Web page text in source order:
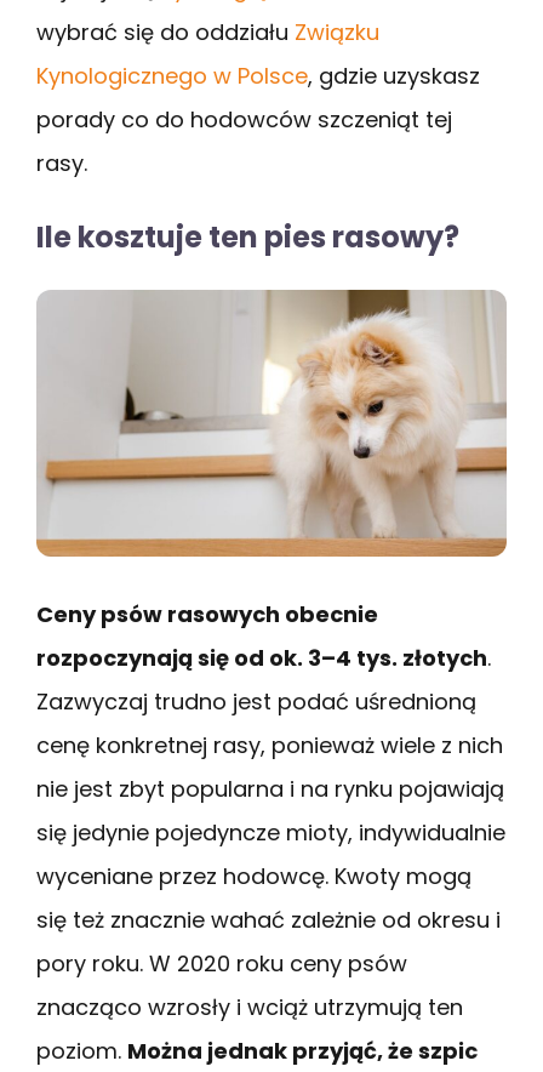
wybrać się do oddziału Związku
Kynologicznego w Polsce, gdzie uzyskasz
porady co do hodowców szczeniąt tej
rasy.
Ile kosztuje ten pies rasowy?
Ceny psów rasowych obecnie
rozpoczynają się od ok. 3–4 tys. złotych.
Zazwyczaj trudno jest podać uśrednioną
cenę konkretnej rasy, ponieważ wiele z nich
nie jest zbyt popularna i na rynku pojawiają
się jedynie pojedyncze mioty, indywidualnie
wyceniane przez hodowcę. Kwoty mogą
się też znacznie wahać zależnie od okresu i
pory roku. W 2020 roku ceny psów
znacząco wzrosły i wciąż utrzymują ten
poziom. Można jednak przyjąć, że szpic